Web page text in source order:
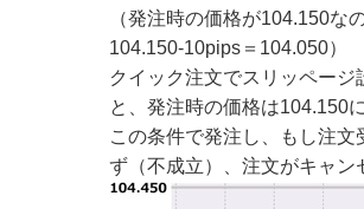
（発注時の価格が104.150
104.150-10pips＝104.050）
クイック注文でスリッペー
と、発注時の価格は104.150
この条件で発注し、もし注
ず（不成立）、注文がキャン